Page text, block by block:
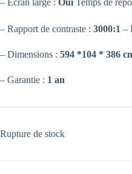
– Rapport de contraste : 3000:1 –
– Dimensions : 594 *104 * 386
– Garantie : 1 an
Rupture de stock